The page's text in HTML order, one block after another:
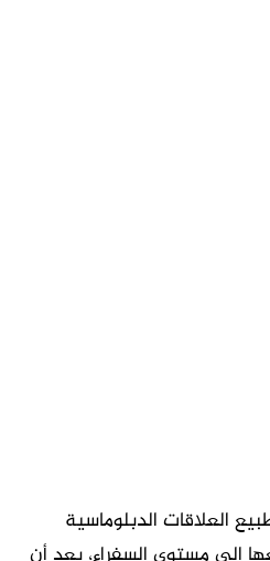
العلاقات الدبلوماسية